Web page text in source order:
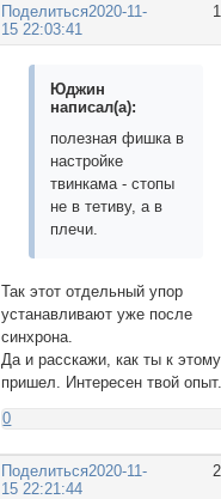
Поделиться2020-11-
15 22:03:41
Юджин
написал(а):
полезная фишка в
настройке
твинкама - стопы
не в тетиву, а в
плечи.
Так этот отдельный упор
устанавливают уже после
синхрона.
Да и расскажи, как ты к этому
пришел. Интересен твой
0
Поделиться2020-11-
15 22:21:44